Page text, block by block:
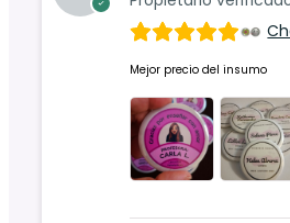
Mejor precio del insumo